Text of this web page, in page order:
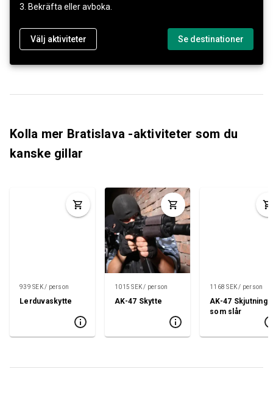
3. Bekräfta eller avboka.
Välj aktiviteter Se destinationer
Kolla mer Bratislava -aktiviteter som du
kanske gillar
939 SEK / person
Lerduvaskytte
1015 SEK / person
AK-47 Skytte
1168 SEK / person
AK-47 Skjutning
som slår